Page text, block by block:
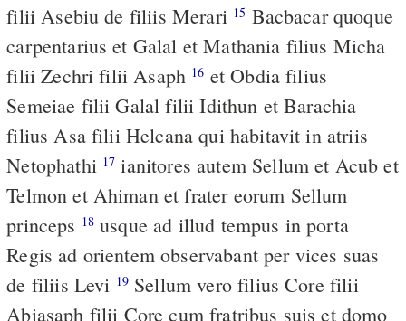
filii Asebiu de filiis Merari 15
carpentarius et Galal et Mathania filius Micha
filii Zechri filii Asaph 16
Semeiae filii Galal filii Idithun et Barachia
filius Asa filii Helcana qui habitavit in atriis
Netophathi 17 ianitores autem Sellum et Acub et
Telmon et Ahiman et frater eorum Sellum
princeps 18 usque ad illud tempus in porta
Regis ad orientem observabant per vices suas
de filiis Levi 19Sellum vero filius Core filii
Abiasaph filii Core cum fratribus suis et domo